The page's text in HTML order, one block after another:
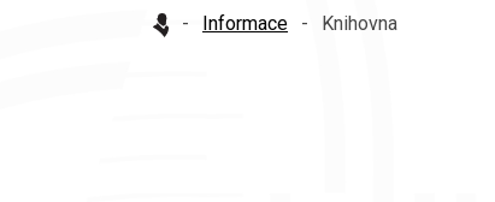
- Informace - Knihovna